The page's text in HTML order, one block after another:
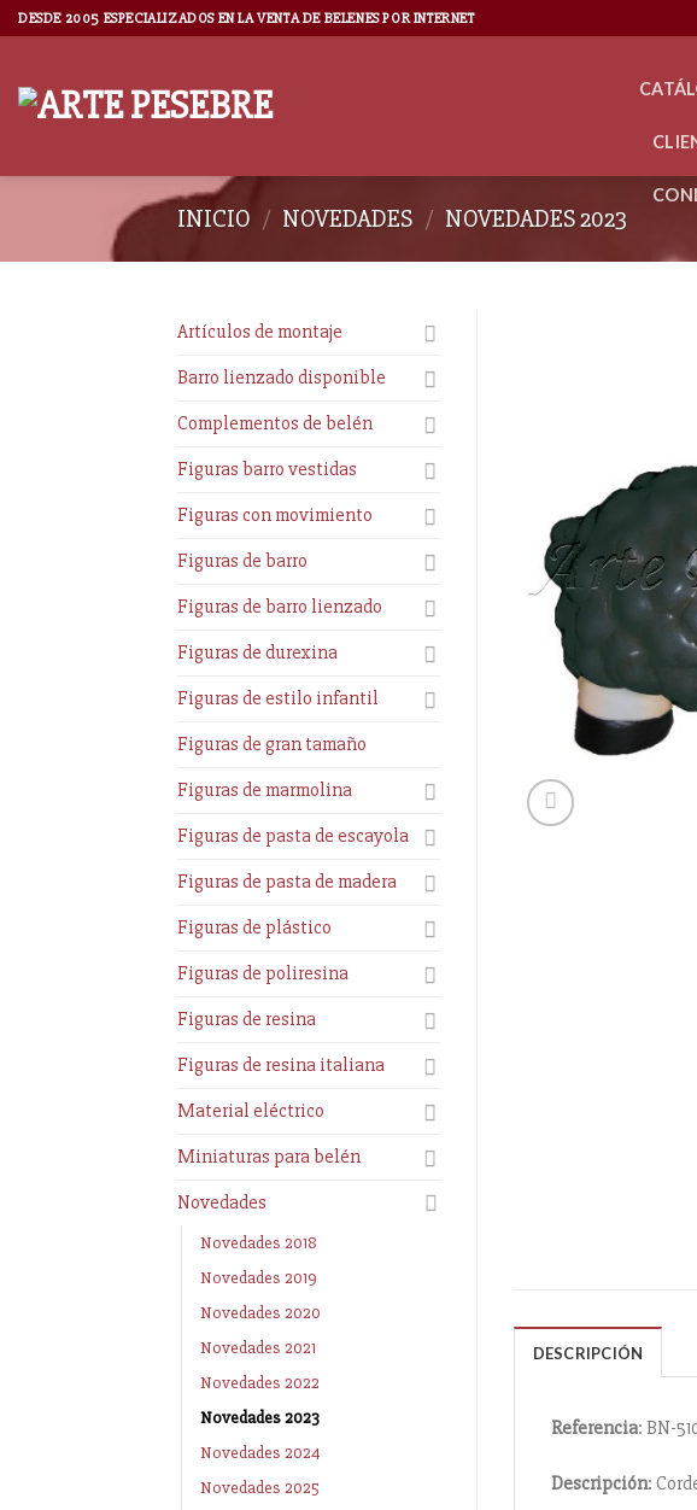
DESDE 2005 ESPECIALIZADOS EN LA VENTA DE BELENES POR INTERNET
INICIO / NOVEDADES / NOVEDADES 2023
Artículos de montaje
Barro lienzado disponible
Complementos de belén
Figuras barro vestidas
Figuras con movimiento
Figuras de barro
Figuras de barro lienzado
Figuras de durexina
Figuras de estilo infantil
Figuras de gran tamaño
Figuras de marmolina
Figuras de pasta de escayola
Figuras de pasta de madera
Figuras de plástico
Figuras de poliresina
Figuras de resina
Figuras de resina italiana
Material eléctrico
Miniaturas para belén
Novedades
Novedades 2018
Novedades 2019
Novedades 2020
Novedades 2021
Novedades 2022
Novedades 2023
Novedades 2024
Novedades 2025
DESCRIPCIÓN
Referencia: BN-
Descripción: